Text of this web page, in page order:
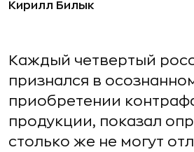
Кирилл Билык
Каждый четвертый
признался в
приобретении
продукции, показал
столько же не могут